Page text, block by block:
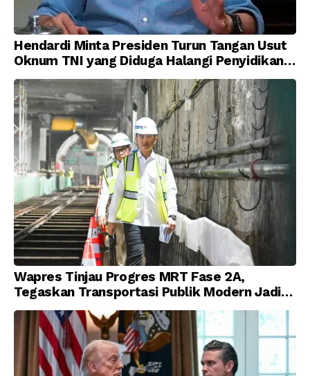
Hendardi Minta Presiden Turun Tangan Usut
Oknum TNI yang Diduga Halangi Penyidikan
Korupsi
Wapres Tinjau Progres MRT Fase 2A,
Tegaskan Transportasi Publik Modern Jadi
Prioritas Nasional